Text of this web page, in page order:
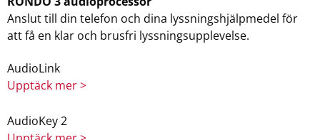
Anslut till din telefon och dina lyssningshjälpmedel för
att få en klar och brusfri lyssningsupplevelse.
AudioLink
Upptäck mer >
AudioKey 2